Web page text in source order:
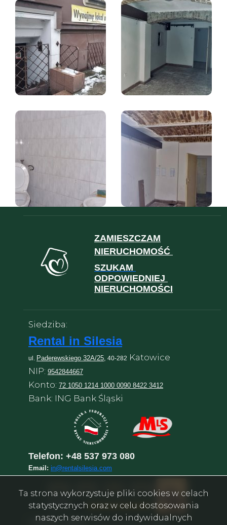
ZAMIESZCZAM
NIERUCHOMOŚĆ
SZUKAM
ODPOWIEDNIEJ
NIERUCHOMOŚCI
Siedziba:
Rental in Silesia
ul. Paderewskiego 32A/25, 40-282 Katowice
NIP: 9542844667
Konto: 72 1050 1214 1000 0090 8422 3412
Bank: ING Bank Śląski
Telefon: +48 537 973 080
Email: in@rentalsilesia.com
Rental in Silesia – Агентство нерухомості у Катовіце
Ta strona wykorzystuje pliki cookies w celach
statystycznych oraz w celu dostosowania
naszych serwisów do indywidualnych